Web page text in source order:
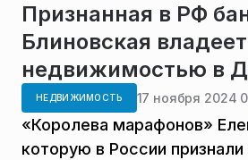
Признанная в РФ
Блиновская
недвижимостью в
НЕДВИЖИМОСТЬ 17 ноября 2024
«Королева марафонов»
которую в России